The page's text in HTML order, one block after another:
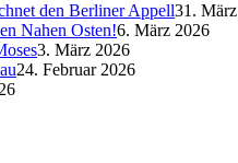
den Berliner Appell31.
Nahen Osten!6. März 2026
3. März 2026
24. Februar 2026